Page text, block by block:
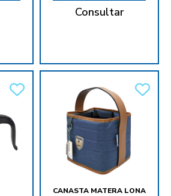
Consultar
CANASTA MATERA LONA